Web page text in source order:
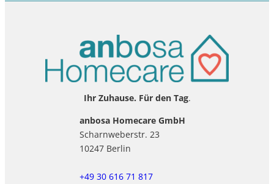
Ihr Zuhause. Für den Tag.
anbosa Homecare GmbH
Scharnweberstr. 23
10247 Berlin
+49 30 616 71 817